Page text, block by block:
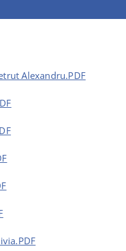
Alexandru.PDF